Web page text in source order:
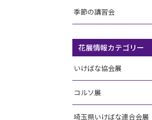
季節の講習会
花展情報カテゴリー
いけばな協会展
コルソ展
埼玉県いけばな連合会展